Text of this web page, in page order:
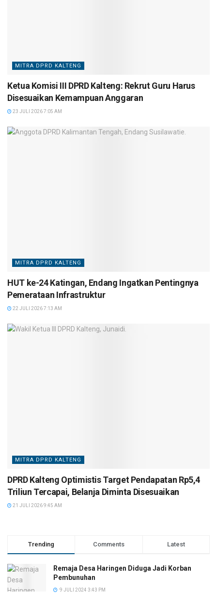
MITRA DPRD KALTENG
Ketua Komisi III DPRD Kalteng: Rekrut Guru Harus
Disesuaikan Kemampuan Anggaran
23 JULI 2026 7:05 AM
MITRA DPRD KALTENG
HUT ke-24 Katingan, Endang Ingatkan Pentingnya
Pemerataan Infrastruktur
22 JULI 2026 7:13 AM
MITRA DPRD KALTENG
DPRD Kalteng Optimistis Target Pendapatan Rp5,4
Triliun Tercapai, Belanja Diminta Disesuaikan
21 JULI 2026 9:45 AM
Trending Comments Latest
Remaja Desa Haringen Diduga Jadi Korban
Pembunuhan
9 JULI 2024 3:43 PM